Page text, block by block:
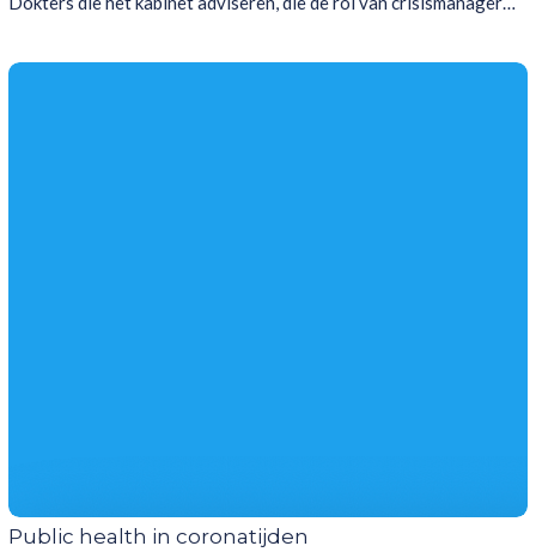
Public health in coronatijden